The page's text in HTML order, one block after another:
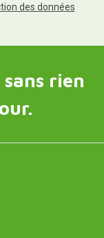
des données
rien